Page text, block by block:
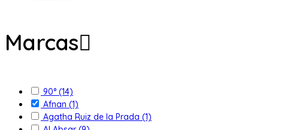
Marcas
90° (14)
Afnan (1)
Agatha Ruiz de la Prada (1)